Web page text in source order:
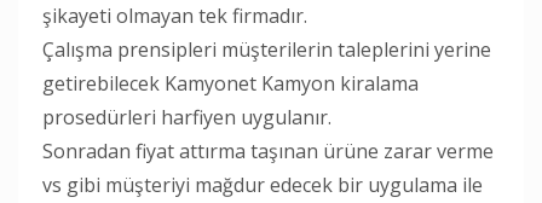
şikayeti olmayan tek firmadır.
Çalışma prensipleri müşterilerin taleplerini yerine
getirebilecek Kamyonet Kamyon kiralama
prosedürleri harfiyen uygulanır.
Sonradan fiyat attırma taşınan ürüne zarar verme
vs gibi müşteriyi mağdur edecek bir uygulama ile